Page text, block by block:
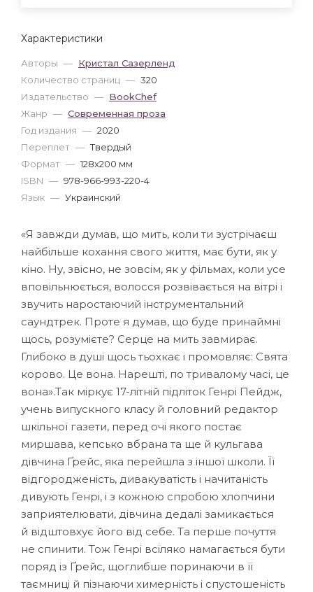
Характеристики
Авторы — Кристал Сазерленд
Количество страниц — 320
Издательство — BookChef
Жанр — Современная проза
Год издания — 2020
Переплет — Твердый
Формат — 128x200 мм
ISBN — 978-966-993-220-4
Язык — Украинский
«Я завжди думав, що мить, коли ти зустрічаєш
найбільше кохання свого життя, має бути, як у
кіно. Ну, звісно, не зовсім, як у фільмах, коли усе
вповільнюється, волосся розвівається на вітрі і
звучить наростаючий інструментальний
саундтрек. Проте я думав, що буде принаймні
щось, розумієте? Серце на мить завмирає.
Глибоко в душі щось тьохкає і промовляє: Свята
корово. Це вона. Нарешті, по тривалому часі, це
вона».Так міркує 17-літній підліток Генрі Пейдж,
учень випускного класу й головний редактор
шкільної газети, перед очі якого постає
миршава, кепсько вбрана та ще й кульгава
дівчина Ґрейс, яка перейшла з іншої школи. Її
відгородженість, дивакуватість і начитаність
дивують Генрі, і з кожною спробою хлопчини
заприятелювати, дівчина дедалі замикається
й відштовхує його від себе. Та перше почуття
не спинити. Тож Генрі всіляко намагається бути
поряд із Ґрейс, щоглибше поринаючи в її
таємниці й пізнаючи химерність і спустошеність